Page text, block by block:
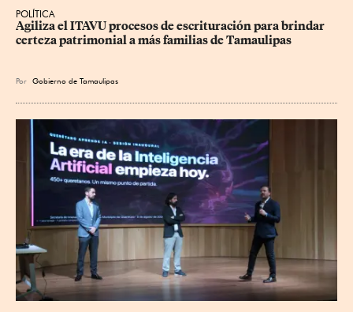
POLÍTICA
Agiliza el ITAVU procesos de escrituración para brindar
certeza patrimonial a más familias de Tamaulipas
Por Gobierno de Tamaulipas